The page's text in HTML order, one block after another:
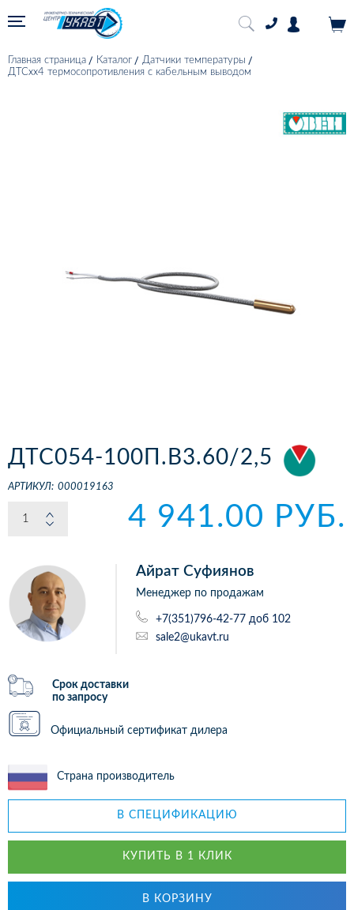
Главная страница Каталог
Датчики температуры
ДТСхх4 термосопротивления с кабельным выводом
ДТС054-100П.В3.60/2,5
АРТИКУЛ: 000019163
4 941.00 РУБ.
Айрат Суфиянов
Менеджер по продажам
+7(351)796-42-77 доб 102
sale2@ukavt.ru
Срок доставки
по запросу
Официальный сертификат дилера
Страна производитель
В СПЕЦИФИКАЦИЮ
КУПИТЬ В 1 КЛИК
В КОРЗИНУ